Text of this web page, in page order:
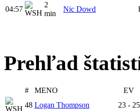
04:57
2
min
Nic Dowd
Prehľad
# MENO EV
48 Logan Thompson 23 - 25